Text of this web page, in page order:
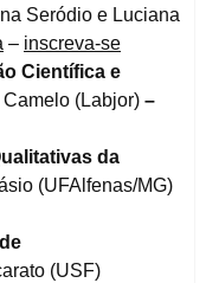
Seródio e Luciana
– inscreva-se
Científica e
(Labjor) –
da
(UFAlfenas/MG)
(USF)